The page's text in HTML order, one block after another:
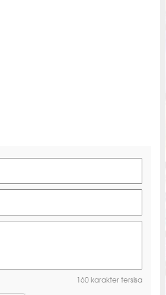
160 karakter tersisa